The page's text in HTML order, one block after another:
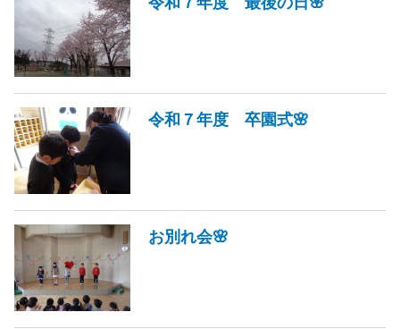
令和７年度 卒園式🌸
お別れ会🌸